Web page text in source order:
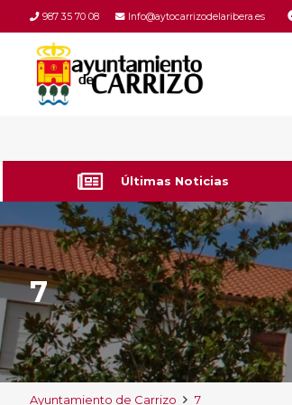
987 35 70 08 Info@aytocarrizodelaribera.es
Últimas Noticias
7
Ayuntamiento de Carrizo 7